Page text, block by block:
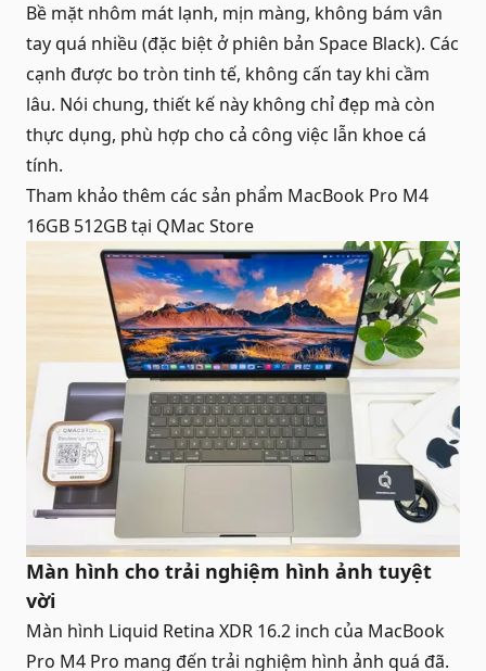
Bề mặt nhôm mát lạnh, mịn màng, không bám vân
tay quá nhiều (đặc biệt ở phiên bản Space Black). Các
cạnh được bo tròn tinh tế, không cấn tay khi cầm
lâu. Nói chung, thiết kế này không chỉ đẹp mà còn
thực dụng, phù hợp cho cả công việc lẫn khoe cá
tính.
Tham khảo thêm các sản phẩm MacBook Pro M4
16GB 512GBtại QMac Store
Màn hình cho trải nghiệm hình ảnh tuyệt
vời
Màn hình Liquid Retina XDR 16.2 inch của MacBook
Pro M4 Pro mang đến trải nghiệm hình ảnh quá đã.